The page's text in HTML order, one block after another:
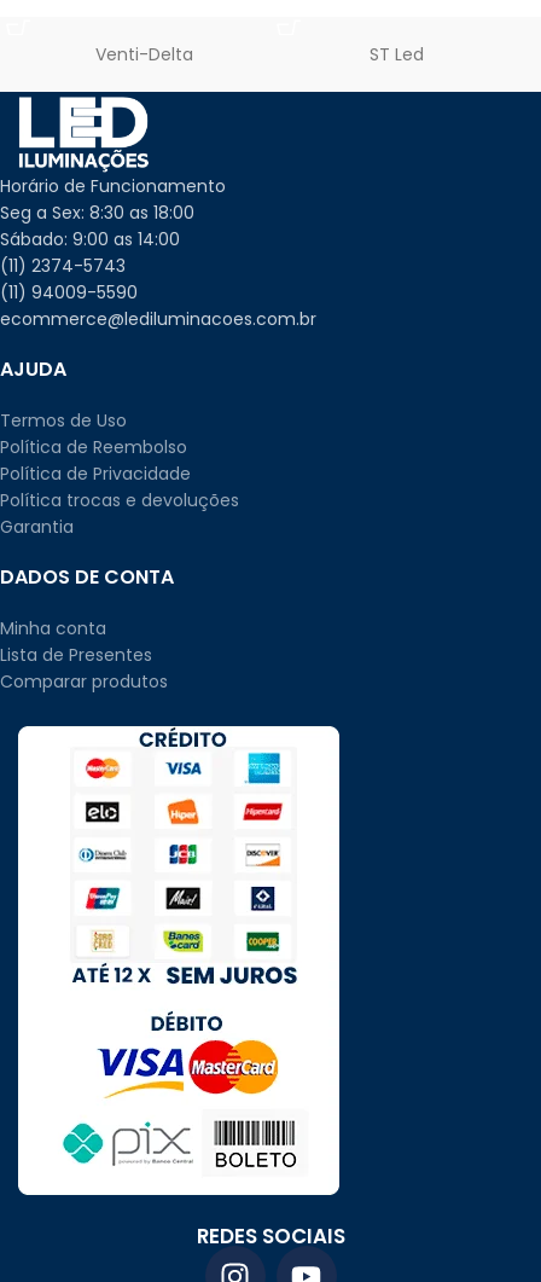
Venti-Delta ST Led
Horário de Funcionamento
Seg a Sex: 8:30 as 18:00
Sábado: 9:00 as 14:00
(11) 2374-5743
(11) 94009-5590
ecommerce@lediluminacoes.com.br
AJUDA
Termos de Uso
Política de Reembolso
Política de Privacidade
Política trocas e devoluções
Garantia
DADOS DE CONTA
Minha conta
Lista de Presentes
Comparar produtos
REDES SOCIAIS